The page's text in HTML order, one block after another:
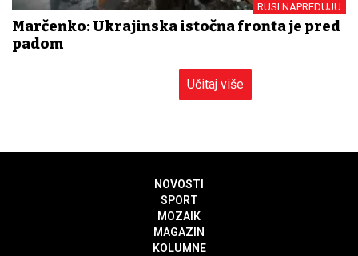
RUSI NAPREDUJU
Marčenko: Ukrajinska istočna fronta je pred
padom
Učitaj više
NOVOSTI
SPORT
MOZAIK
MAGAZIN
KOLUMNE